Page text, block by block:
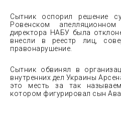
Сытник оспорил решение
Ровенском
директора НАБУ была
внесли в реестр лиц,
правонарушение.
Сытник обвинял в
внутренних дел Украины
это месть за так
котором фигурировал сын